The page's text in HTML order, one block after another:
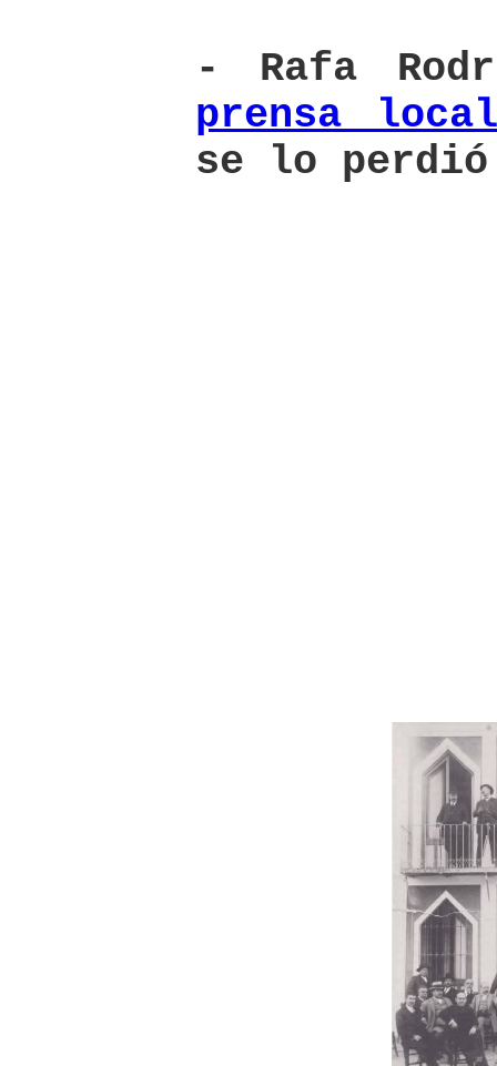
- Rafa
prensa local
se lo